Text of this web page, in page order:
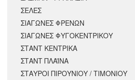
ΣΕΛΕΣ
ΣΙΑΓΩΝΕΣ ΦΡΕΝΩΝ
ΣΙΑΓΩΝΕΣ ΦΥΓΟΚΕΝΤΡΙΚΟΥ
ΣΤΑΝΤ ΚΕΝΤΡΙΚΑ
ΣΤΑΝΤ ΠΛΑΪΝΑ
ΣΤΑΥΡΟΙ ΠΙΡΟΥΝΙΟΥ / ΤΙΜΟΝΙΟΥ